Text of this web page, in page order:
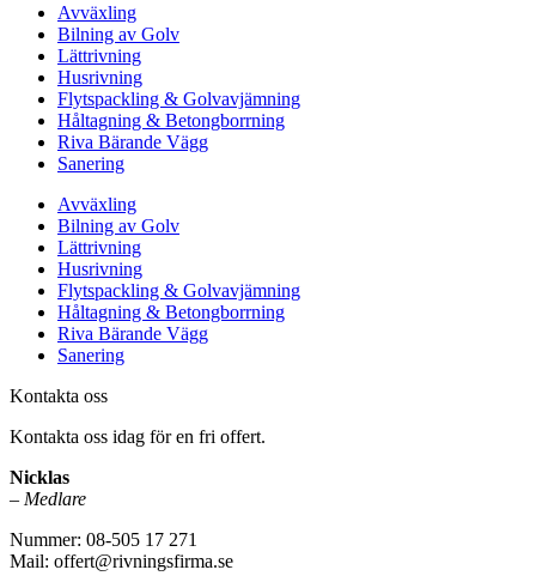
Avväxling
Bilning av Golv
Lättrivning
Husrivning
Flytspackling & Golvavjämning
Håltagning & Betongborrning
Riva Bärande Vägg
Sanering
Avväxling
Bilning av Golv
Lättrivning
Husrivning
Flytspackling & Golvavjämning
Håltagning & Betongborrning
Riva Bärande Vägg
Sanering
Kontakta oss
Kontakta oss idag för en fri offert.
Nicklas
– Medlare
Nummer: 08-505 17 271
Mail: offert@rivningsfirma.se